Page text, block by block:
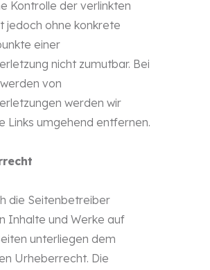
Kontrolle der verlinkten
jedoch ohne konkrete
einer
nicht zumutbar. Bei
von
werden wir
Links umgehend entfernen.
die Seitenbetreiber
Inhalte und Werke auf
unterliegen dem
Urheberrecht. Die